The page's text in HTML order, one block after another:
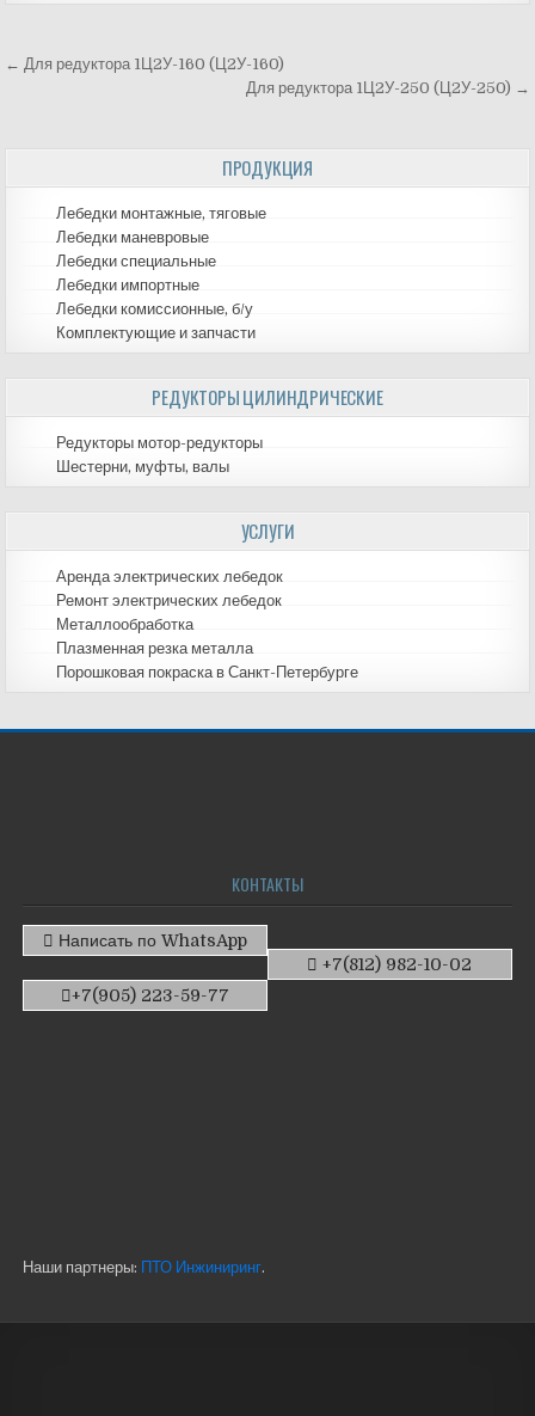
ПРОДУКЦИЯ
Лебедки монтажные, тяговые
Лебедки маневровые
Лебедки специальные
Лебедки импортные
Лебедки комиссионные, б/у
Комплектующие и запчасти
РЕДУКТОРЫ ЦИЛИНДРИЧЕСКИЕ
Редукторы мотор-редукторы
Шестерни, муфты, валы
УСЛУГИ
Аренда электрических лебедок
Ремонт электрических лебедок
Металлообработка
Плазменная резка металла
Порошковая покраска в Санкт-Петербурге
Навигация
← Для редуктора 1Ц2У-160 (Ц2У-160)
Для редуктора 1Ц2У-250 (Ц2У-250) →
КОНТАКТЫ
Написать по WhatsApp
+7(812) 982-10-02
+7(905) 223-59-77
Наши партнеры: ПТО Инжиниринг.